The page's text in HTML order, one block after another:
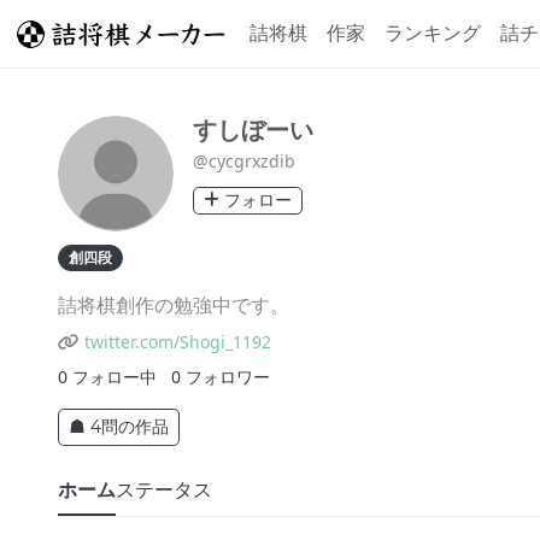
詰将棋 作家 ランキング 詰
すしぼーい
@cycgrxzdib
フォロー
創四段
詰将棋創作の勉強中です。
twitter.com/Shogi_1192
0 フォロー中 0 フォロワー
☗ 4問の作品
ホームステータス